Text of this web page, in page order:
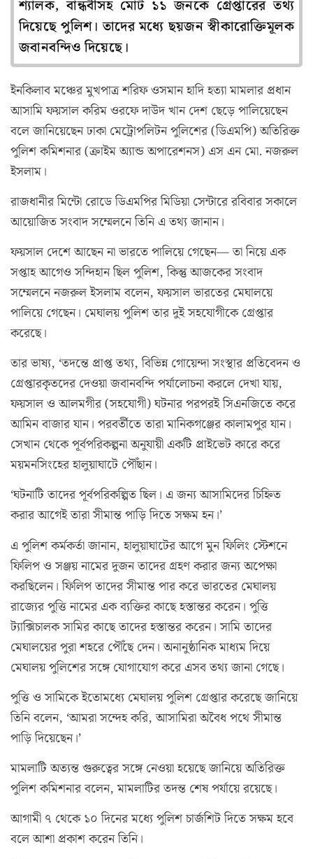
শ্যালক, বান্ধবীসহ মোট ১১ জনকে গ্রেপ্তারের তথ্য
দিয়েছে পুলিশ। তাদের মধ্যে ছয়জন স্বীকারোক্তিমূলক
জবানবন্দিও দিয়েছে।
ইনকিলাব মঞ্চের মুখপাত্র শরিফ ওসমান হাদি হত্যা মামলার প্রধান
আসামি ফয়সাল করিম ওরফে দাউদ খান দেশ ছেড়ে পালিয়েছেন
বলে জানিয়েছেন ঢাকা মেট্রোপলিটন পুলিশের (ডিএমপি) অতিরিক্ত
পুলিশ কমিশনার (ক্রাইম অ্যান্ড অপারেশনস) এস এন মো. নজরুল
ইসলাম।
রাজধানীর মিন্টো রোডে ডিএমপির মিডিয়া সেন্টারে রবিবার সকালে
আয়োজিত সংবাদ সম্মেলনে তিনি এ তথ্য জানান।
ফয়সাল দেশে আছেন না ভারতে পালিয়ে গেছেন— তা নিয়ে এক
সপ্তাহ আগেও সন্দিহান ছিল পুলিশ, কিন্তু আজকের সংবাদ
সম্মেলনে নজরুল ইসলাম বলেন, ফয়সাল ভারতের মেঘালয়ে
পালিয়ে গেছেন। মেঘালয় পুলিশ তার দুই সহযোগীকে গ্রেপ্তার
করেছে।
তার ভাষ্য, ‘তদন্তে প্রাপ্ত তথ্য, বিভিন্ন গোয়েন্দা সংস্থার প্রতিবেদন ও
গ্রেপ্তারকৃতদের দেওয়া জবানবন্দি পর্যালোচনা করলে দেখা যায়,
ফয়সাল ও আলমগীর (সহযোগী) ঘটনার পরপরই সিএনজিতে করে
আমিন বাজার যান। পরবর্তীতে তারা মানিকগঞ্জের কালামপুর যান।
সেখান থেকে পূর্বপরিকল্পনা অনুযায়ী একটি প্রাইভেট কারে করে
ময়মনসিংহের হালুয়াঘাটে পৌঁছান।
‘ঘটনাটি তাদের পূর্বপরিকল্পিত ছিল। এ জন্য আসামিদের চিহ্নিত
করার আগেই তারা সীমান্ত পাড়ি দিতে সক্ষম হন।’
এ পুলিশ কর্মকর্তা জানান, হালুয়াঘাটের আগে মুন ফিলিং স্টেশনে
ফিলিপ ও সঞ্জয় নামের দুজন তাদের গ্রহণ করার জন্য অপেক্ষা
করছিলেন। ফিলিপ তাদের সীমান্ত পার করে ভারতের মেঘালয়
রাজ্যের পুত্তি নামের এক ব্যক্তির কাছে হস্তান্তর করেন। পুত্তি
ট্যাক্সিচালক সামির কাছে তাদের হস্তান্তর করেন। সামি তাদের
মেঘালয়ের পুরা শহরে পৌঁছে দেন। অনানুষ্ঠানিক মাধ্যম দিয়ে
মেঘালয় পুলিশের সঙ্গে যোগাযোগ করে এসব তথ্য জানা গেছে।
পুত্তি ও সামিকে ইতোমধ্যে মেঘালয় পুলিশ গ্রেপ্তার করেছে জানিয়ে
তিনি বলেন, ‘আমরা সন্দেহ করি, আসামিরা অবৈধ পথে সীমান্ত
পাড়ি দিয়েছেন।’
মামলাটি অত্যন্ত গুরুত্বের সঙ্গে নেওয়া হয়েছে জানিয়ে অতিরিক্ত
পুলিশ কমিশনার বলেন, মামলাটির তদন্ত শেষ পর্যায়ে রয়েছে।
আগামী ৭ থেকে ১০ দিনের মধ্যে পুলিশ চার্জশিট দিতে সক্ষম হবে
বলে আশা প্রকাশ করেন তিনি।